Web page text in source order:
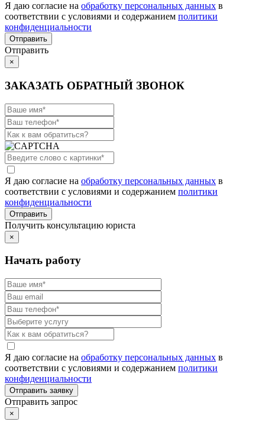
Я даю согласие на обработку персональных данных в
соответствии с условиями и содержанием политики
конфиденциальности
Отправить
×
ЗАКАЗАТЬ ОБРАТНЫЙ ЗВОНОК
Я даю согласие на обработку персональных данных в
соответствии с условиями и содержанием политики
конфиденциальности
Получить консультацию юриста
×
Начать работу
Я даю согласие на обработку персональных данных в
соответствии с условиями и содержанием политики
конфиденциальности
Отправить запрос
×